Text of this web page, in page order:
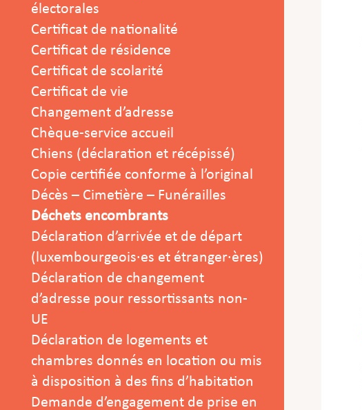
électorales
Certificat de nationalité
Certificat de résidence
Certificat de scolarité
Certificat de vie
Changement d’adresse
Chèque-service accueil
Chiens (déclaration et récépissé)
Copie certifiée conforme à l’original
Décès – Cimetière – Funérailles
Déchets encombrants
Déclaration d’arrivée et de départ
(luxembourgeois·es et étranger·ères)
Déclaration de changement
d’adresse pour ressortissants non-
UE
Déclaration de logements et
chambres donnés en location ou mis
à disposition à des fins d’habitation
Demande d’engagement de prise en